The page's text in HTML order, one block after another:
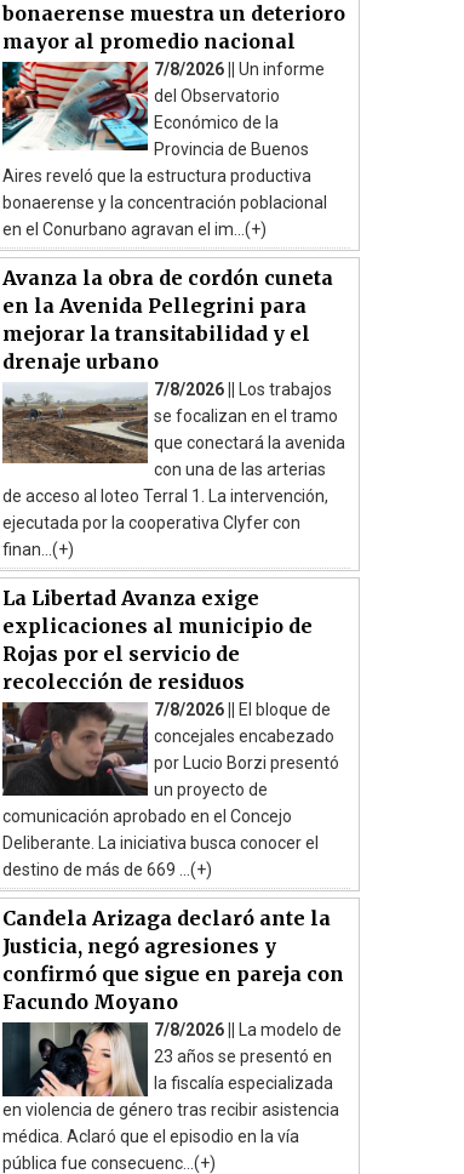
bonaerense muestra un deterioro
mayor al promedio nacional
7/8/2026 || Un informe
del Observatorio
Económico de la
Provincia de Buenos
Aires reveló que la estructura productiva
bonaerense y la concentración poblacional
en el Conurbano agravan el im...(+)
Avanza la obra de cordón cuneta
en la Avenida Pellegrini para
mejorar la transitabilidad y el
drenaje urbano
7/8/2026 ||
Los trabajos
se focalizan en el tramo
que conectará la avenida
con una de las arterias
de acceso al loteo Terral 1. La intervención,
ejecutada por la cooperativa Clyfer con
finan...(+)
La Libertad Avanza exige
explicaciones al municipio de
Rojas por el servicio de
recolección de residuos
7/8/2026 ||
El bloque de
concejales encabezado
por Lucio Borzi presentó
un proyecto de
comunicación aprobado en el Concejo
Deliberante. La iniciativa busca conocer el
destino de más de 669 ...(+)
Candela Arizaga declaró ante la
Justicia, negó agresiones y
confirmó que sigue en pareja con
Facundo Moyano
7/8/2026 ||
La modelo de
23 años se presentó en
la fiscalía especializada
en violencia de género tras recibir asistencia
médica. Aclaró que el episodio en la vía
pública fue consecuenc...(+)